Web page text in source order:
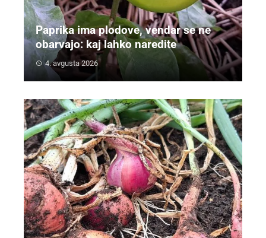
Paprika ima plodove, vendar se ne
obarvajo: kaj lahko naredite
4. avgusta 2026